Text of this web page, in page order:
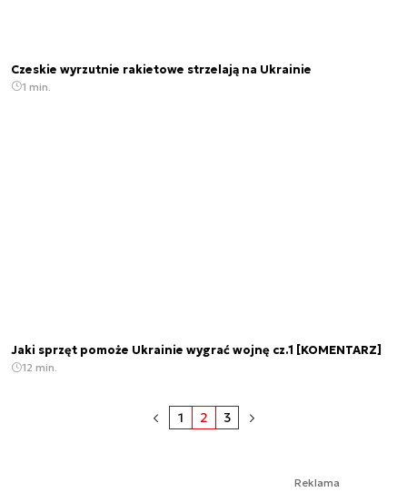
Czeskie wyrzutnie rakietowe strzelają na Ukrainie
1 min.
Jaki sprzęt pomoże Ukrainie wygrać wojnę cz.1 [KOMENTARZ]
12 min.
1 2 3
Reklama